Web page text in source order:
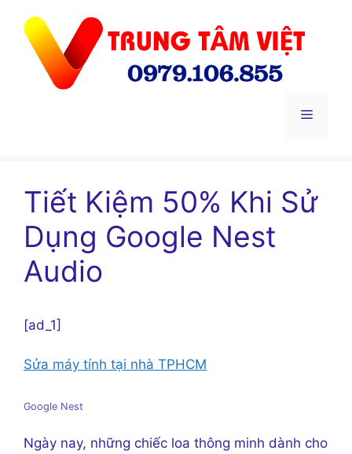
Menu
Tiết Kiệm 50% Khi Sử
Dụng Google Nest
Audio
[ad_1]
Sửa máy tính tại nhà TPHCM
Google Nest
Ngày nay, những chiếc loa thông minh dành cho